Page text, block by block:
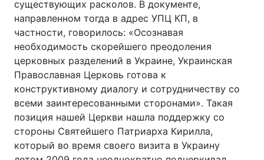
существующих расколов. В документе,
направленном тогда в адрес УПЦ КП, в
частности, говорилось: «Осознавая
необходимость скорейшего преодоления
церковных разделений в Украине, Украинская
Православная Церковь готова к
конструктивному диалогу и сотрудничеству со
всеми заинтересованными сторонами». Такая
позиция нашей Церкви нашла поддержку со
стороны Святейшего Патриарха Кирилла,
который во время своего визита в Украину